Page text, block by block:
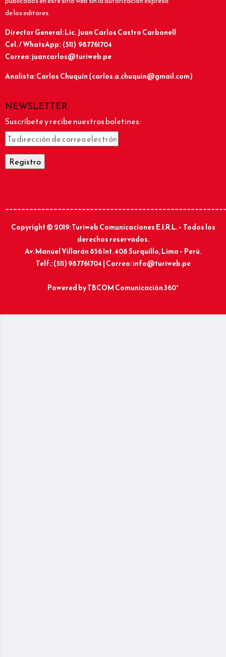
de los editores.
Director General: Lic.Juan Carlos Castro Carbonell
Cel. / WhatsApp: (511) 987761704
Correo: juancarlos@turiweb.pe
Analista: Carlos Chuquín (carlos.a.chuquin@gmail.com)
NEWSLETTER
Suscríbete y recibe nuestros boletines:
Copyright © 2019: Turiweb Comunicaciones E.I.R.L. – Todos los
derechos reservados.
Av. Manuel Villarán 856 Int. 408 Surquillo, Lima – Perú.
Telf.: (511) 987761704 | Correo: info@turiweb.pe
Powered byTBCOM Comunicación 360°